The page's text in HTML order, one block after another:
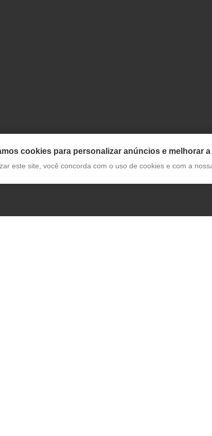
cookies para personalizar anúncios e melhorar
este site, você concorda com o uso de cookies e com a